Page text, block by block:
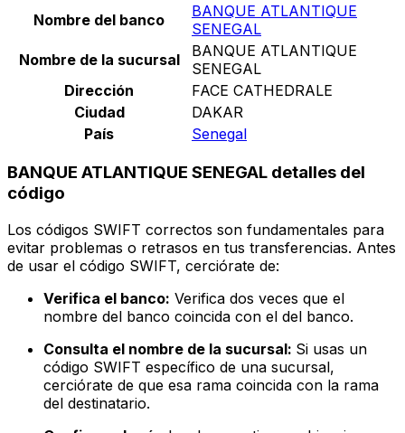
Nombre del banco
BANQUE ATLANTIQUE
SENEGAL
Nombre de la sucursal
BANQUE ATLANTIQUE
SENEGAL
Dirección
FACE CATHEDRALE
Ciudad
DAKAR
País
Senegal
BANQUE ATLANTIQUE SENEGAL detalles del
código
Los códigos SWIFT correctos son fundamentales para
evitar problemas o retrasos en tus transferencias. Antes
de usar el código SWIFT, cerciórate de:
Verifica el banco: Verifica dos veces que el
nombre del banco coincida con el del banco.
Consulta el nombre de la sucursal: Si usas un
código SWIFT específico de una sucursal,
cerciórate de que esa rama coincida con la rama
del destinatario.